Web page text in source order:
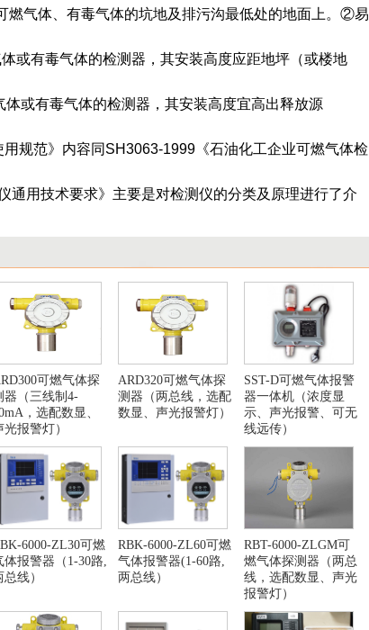
燃气体、有毒气体的坑地及排污沟最低处的地面上。②易
有毒气体的检测器，其安装高度应距地坪（或楼地
或有毒气体的检测器，其安装高度宜高出释放源
规范》内容同SH3063-1999《石油化工企业可燃气体检
用技术要求》主要是对检测仪的分类及原理进行了介
可燃气体探
器（三线制4-
，选配数显、
光报警灯）
ARD320可燃气体探
测器（两总线，选配
数显、声光报警灯）
SST-D可燃气体报警
器一体机（浓度显
示、声光报警、可无
线远传）
6000-ZL30可燃
体报警器（1-30路,
总线）
RBK-6000-ZL60可燃
气体报警器(1-60路,
两总线）
RBT-6000-ZLGM可
燃气体探测器（两总
线，选配数显、声光
报警灯）